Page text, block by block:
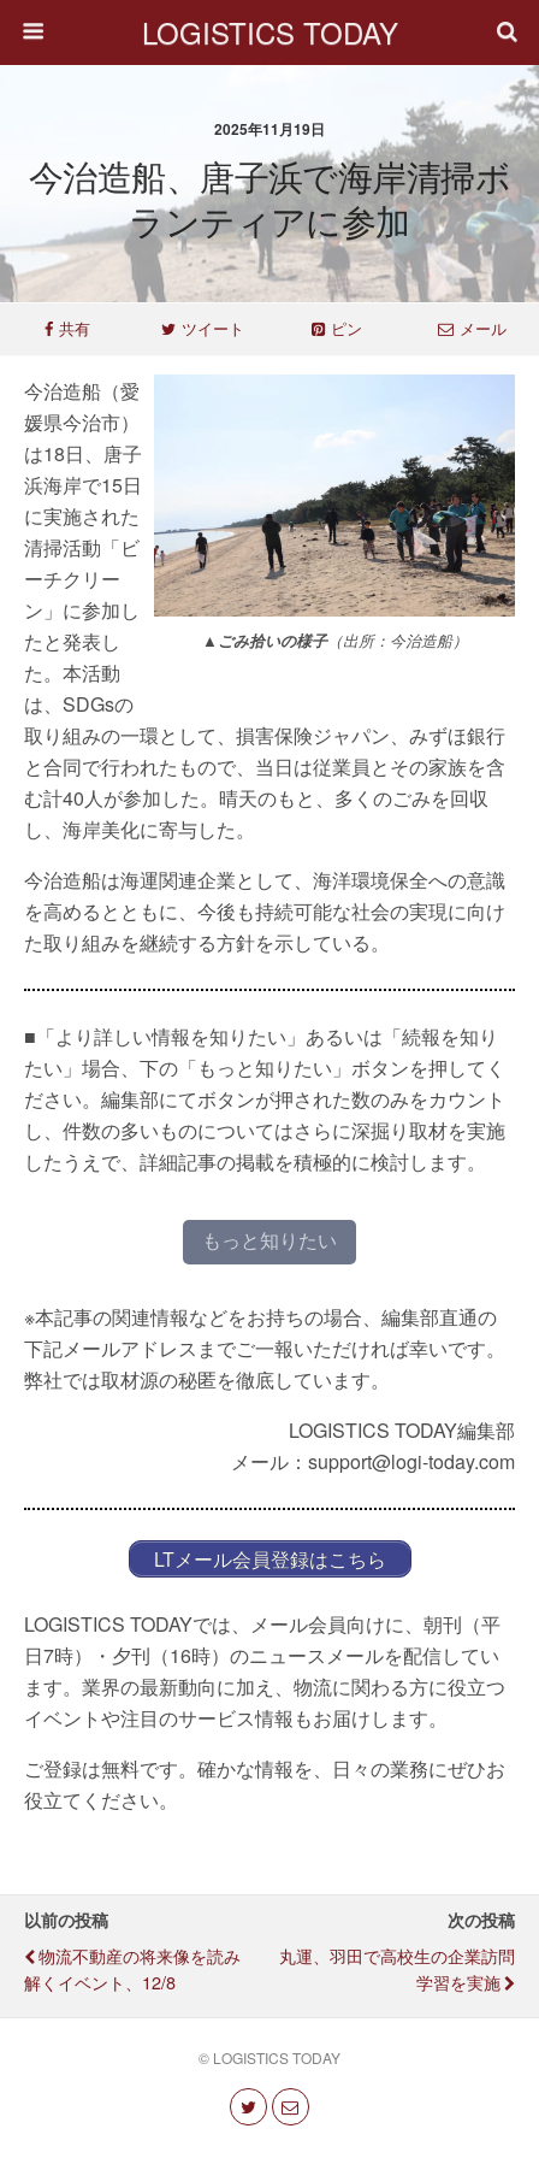
LOGISTICS TODAY
2025年11月19日
今治造船、唐子浜で海岸清掃ボ
ランティアに参加
共有 ツイート ピン メール
▲ごみ拾いの様子（出所：今治造船）
今治造船（愛
媛県今治市）
は18日、唐子
浜海岸で15日
に実施された
清掃活動「ビ
ーチクリー
ン」に参加し
たと発表し
た。本活動
は、SDGsの
取り組みの一環として、損害保険ジャパン、みずほ銀行
と合同で行われたもので、当日は従業員とその家族を含
む計40人が参加した。晴天のもと、多くのごみを回収
し、海岸美化に寄与した。
今治造船は海運関連企業として、海洋環境保全への意識
を高めるとともに、今後も持続可能な社会の実現に向け
た取り組みを継続する方針を示している。
■「より詳しい情報を知りたい」あるいは「続報を知り
たい」場合、下の「もっと知りたい」ボタンを押してく
ださい。編集部にてボタンが押された数のみをカウント
し、件数の多いものについてはさらに深掘り取材を実施
したうえで、詳細記事の掲載を積極的に検討します。
もっと知りたい
※本記事の関連情報などをお持ちの場合、編集部直通の
下記メールアドレスまでご一報いただければ幸いです。
弊社では取材源の秘匿を徹底しています。
LOGISTICS TODAY編集部
メール：support@logi-today.com
LTメール会員登録はこちら
LOGISTICS TODAYでは、メール会員向けに、朝刊（平
日7時）・夕刊（16時）のニュースメールを配信してい
ます。業界の最新動向に加え、物流に関わる方に役立つ
イベントや注目のサービス情報もお届けします。
ご登録は無料です。確かな情報を、日々の業務にぜひお
役立てください。
以前の投稿
物流不動産の将来像を読み
解くイベント、12/8
次の投稿
丸運、羽田で高校生の企業訪問
学習を実施
© LOGISTICS TODAY